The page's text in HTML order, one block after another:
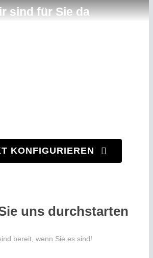
sind für Sie da
KONFIGURIEREN
uns durchstarten
bereit, wenn Sie es sind!